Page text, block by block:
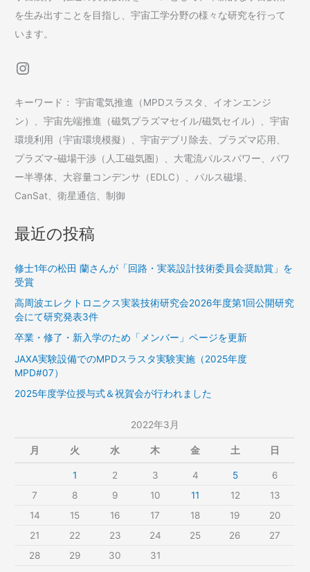
を生み出すことを目指し、宇宙工学分野の様々な研究を行って
います。
Instagram
キーワード： 宇宙電気推進（MPDスラスタ、イオンエンジ
ン）、宇宙先端推進（磁気プラズマセイル/磁気セイル）、宇宙
環境利用（宇宙環境模擬）、宇宙デブリ除去、プラズマ応用、
プラズマ-磁場干渉（人工磁気圏）、大電流パルスパワー、パワ
ー半導体、大容量コンデンサ（EDLC）、パルス磁場、
CanSat、衛星通信、制御
最近の投稿
修士1年の松田 蘭さんが「回路・実装設計技術委員会奨励賞」を
受賞
高周波エレクトロニクス実装技術研究会2026年度第1回公開研究
会にて研究発表3件
卒業・修了・新入学のため「メンバー」ページを更新
JAXA実験設備でのMPDスラスタ実験実施（2025年度
MPD#07）
2025年度学位授与式＆祝賀会が行われました
2022年3月
月 火 水 木 金 土 日
1 2 3 4 5
6
7
8 9 10 11 12
13
14
15 16 17 18 19
20
21
22 23 24 25 26
27
28
29 30 31